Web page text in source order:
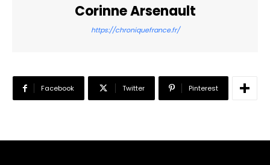
Corinne Arsenault
https://chroniquefrance.fr/
Facebook Twitter Pinterest